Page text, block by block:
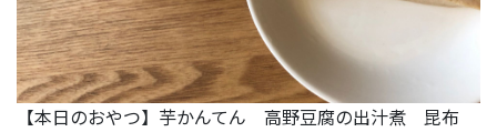
【本日のおやつ】芋かんてん 高野豆腐の出汁煮 昆布